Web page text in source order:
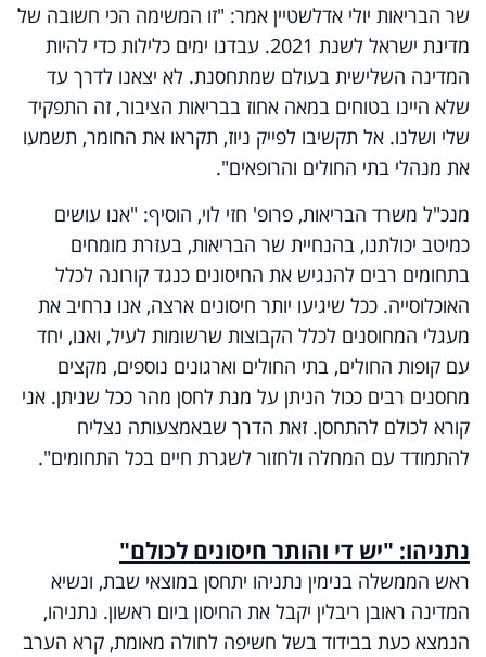
שר הבריאות יולי אדלשטיין אמר: "זו המשימה הכי חשובה של
מדינת ישראל לשנת 2021. עבדנו ימים כלילות כדי להיות
המדינה השלישית בעולם שמתחסנת. לא יצאנו לדרך עד
שלא היינו בטוחים במאה אחוז בבריאות הציבור, זה התפקיד
שלי ושלנו. אל תקשיבו לפייק ניוז, תקראו את החומר, תשמעו
את מנהלי בתי החולים והרופאים".
מנכ"ל משרד הבריאות, פרופ' חזי לוי, הוסיף: "אנו עושים
כמיטב יכולתנו, בהנחיית שר הבריאות, בעזרת מומחים
בתחומים רבים להנגיש את החיסונים כנגד קורונה לכלל
האוכלוסייה. ככל שיגיעו יותר חיסונים ארצה, אנו נרחיב את
מעגלי המחוסנים לכלל הקבוצות שרשומות לעיל, ואנו, יחד
עם קופות החולים, בתי החולים וארגונים נוספים, מקצים
מחסנים רבים ככול הניתן על מנת לחסן מהר ככל שניתן. אני
קורא לכולם להתחסן. זאת הדרך שבאמצעותה נצליח
להתמודד עם המחלה ולחזור לשגרת חיים בכל התחומים".
נתניהו: "יש די והותר חיסונים לכולם"
ראש הממשלה בנימין נתניהו יתחסן במוצאי שבת, ונשיא
המדינה ראובן ריבלין יקבל את החיסון ביום ראשון. נתניהו,
הנמצא כעת בבידוד בשל חשיפה לחולה מאומת, קרא הערב